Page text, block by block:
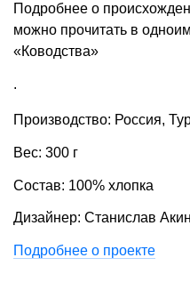
Подробнее о
можно прочитать в
«Ководства»
.
Производство: Россия,
Вес: 300 г
Состав: 100% хлопка
Дизайнер: Станислав
Подробнее о проекте